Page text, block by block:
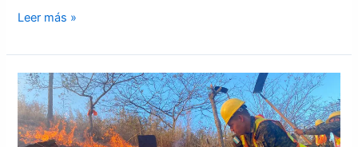
Leer más »
FFAA
participaron
en
la